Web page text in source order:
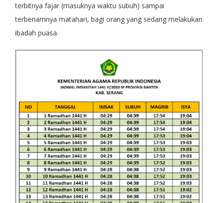
terbitnya fajar (masuknya waktu subuh) sampai
terbenamnya matahari, bagi orang yang sedang melakukan
ibadah puasa.